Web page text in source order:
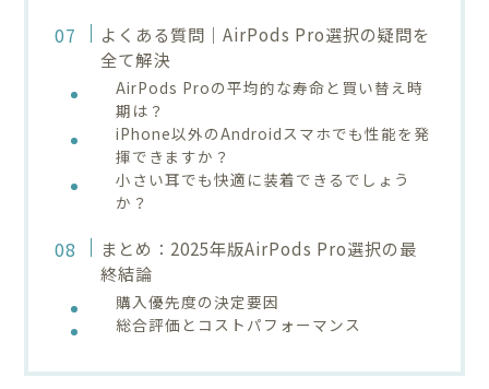
よくある質問｜AirPods Pro選択の疑問を
全て解決
AirPods Proの平均的な寿命と買い替え時
期は？
iPhone以外のAndroidスマホでも性能を発
揮できますか？
小さい耳でも快適に装着できるでしょう
か？
まとめ：2025年版AirPods Pro選択の最
終結論
購入優先度の決定要因
総合評価とコストパフォーマンス